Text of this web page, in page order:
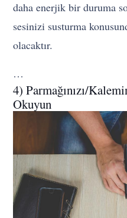
daha enerjik bir duruma
sesinizi susturma
olacaktır.
…
4) Parmağınızı/
Okuyun